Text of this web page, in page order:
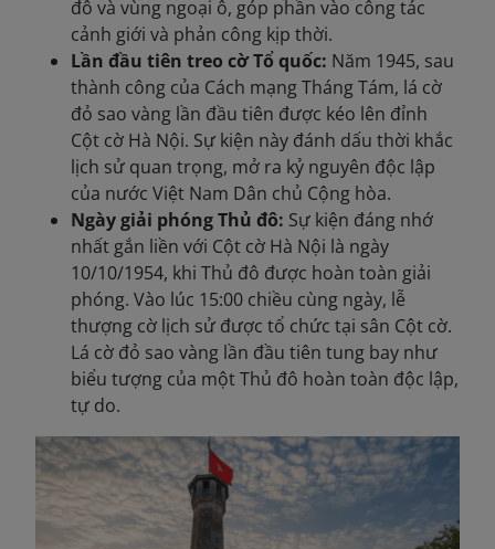
đô và vùng ngoại ô, góp phần vào công tác
cảnh giới và phản công kịp thời.
Lần đầu tiên treo cờ Tổ quốc: Năm 1945, sau
thành công của Cách mạng Tháng Tám, lá cờ
đỏ sao vàng lần đầu tiên được kéo lên đỉnh
Cột cờ Hà Nội. Sự kiện này đánh dấu thời khắc
lịch sử quan trọng, mở ra kỷ nguyên độc lập
của nước Việt Nam Dân chủ Cộng hòa.
Ngày giải phóng Thủ đô: Sự kiện đáng nhớ
nhất gắn liền với Cột cờ Hà Nội là ngày
10/10/1954, khi Thủ đô được hoàn toàn giải
phóng. Vào lúc 15:00 chiều cùng ngày, lễ
thượng cờ lịch sử được tổ chức tại sân Cột cờ.
Lá cờ đỏ sao vàng lần đầu tiên tung bay như
biểu tượng của một Thủ đô hoàn toàn độc lập,
tự do.